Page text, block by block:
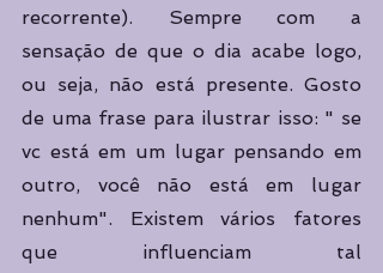
recorrente). Sempre com a
sensação de que o dia acabe logo,
ou seja, não está presente. Gosto
de uma frase para ilustrar isso: " se
vc está em um lugar pensando em
outro, você não está em lugar
nenhum". Existem vários fatores
que influenciam tal